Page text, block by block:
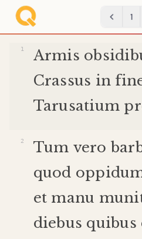
1
Armis
Crassus in
Tarusatium
Tum vero
quod
et manu
diebus quibus